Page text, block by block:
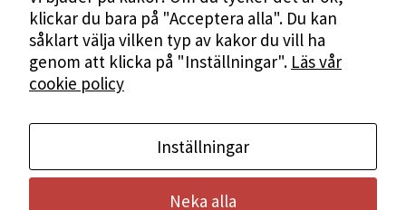
markus.dahlberg@skpf.se
Annonsering
Swartling & Bergström Media
Birger Jarlsgatan 110
Tel: 08-545 160 60
klickar du bara på "Acceptera alla". Du kan
såklart välja vilken typ av kakor du vill ha
genom att klicka på "Inställningar". Läs vår
cookie policy
Inställningar
Neka alla